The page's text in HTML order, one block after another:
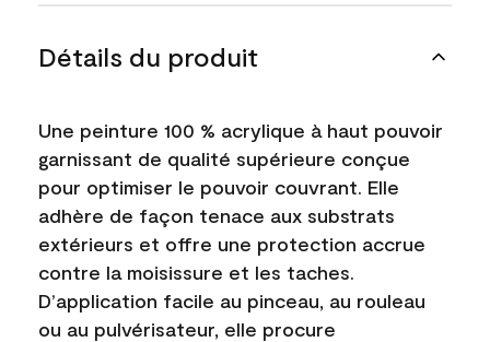
Détails du produit
Une peinture 100 % acrylique à haut pouvoir
garnissant de qualité supérieure conçue
pour optimiser le pouvoir couvrant. Elle
adhère de façon tenace aux substrats
extérieurs et offre une protection accrue
contre la moisissure et les taches.
D’application facile au pinceau, au rouleau
ou au pulvérisateur, elle procure